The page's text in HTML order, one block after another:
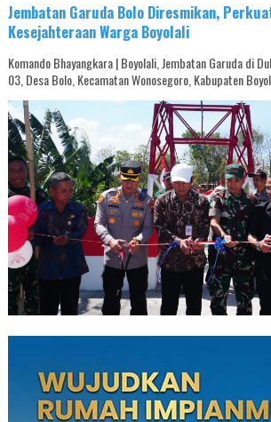
Jembatan Garuda Bolo Diresmikan,
Kesejahteraan Warga Boyolali
Komando Bhayangkara | Boyolali, Jembatan Garuda di
03, Desa Bolo, Kecamatan Wonosegoro, Kabupaten